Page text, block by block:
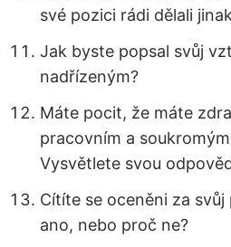
své pozici rádi dělali
Jak byste popsal svůj
nadřízeným?
Máte pocit, že máte
pracovním a
Vysvětlete svou
Cítíte se oceněni za
ano, nebo proč ne?